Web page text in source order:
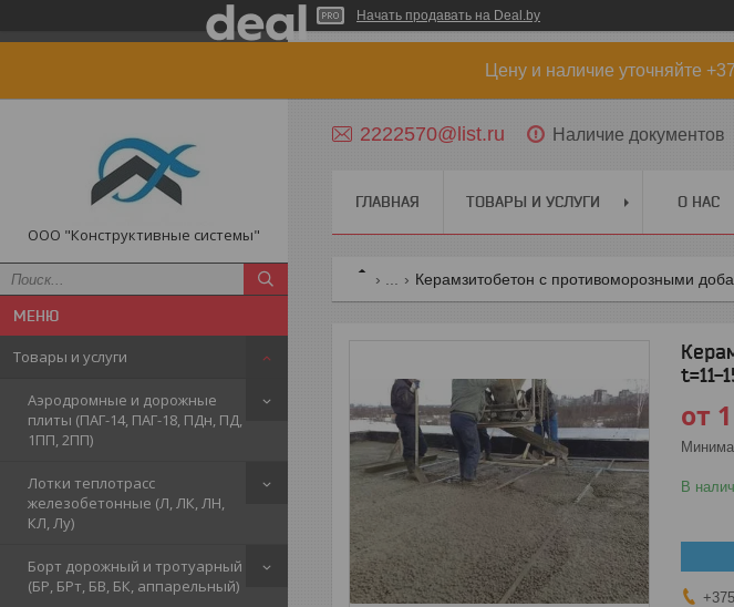
Начать продавать на Deal.by
Цену и наличие уточняйте
ООО "Конструктивные системы"
Товары и услуги
Аэродромные и дорожные
плиты (ПАГ-14, ПАГ-18, ПДн, ПД,
1ПП, 2ПП)
Лотки теплотрасс
железобетонные (Л, ЛК, ЛН,
КЛ, Лу)
Борт дорожный и тротуарный
(БР, БРт, БВ, БК, аппарельный)
2222570@list.ru Наличие документов
ГЛАВНАЯ ТОВАРЫ И УСЛУГИ О НАС
Керамзитобетон с противоморозными
t=11-
от 1
В